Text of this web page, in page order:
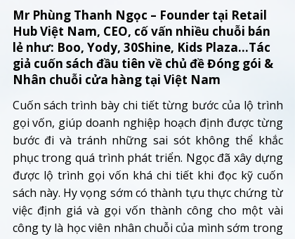
Mr Phùng Thanh Ngọc – Founder tại Retail
Hub Việt Nam, CEO, cố vấn nhiều chuỗi bán
lẻ như: Boo, Yody, 30Shine, Kids Plaza...Tác
giả cuốn sách đầu tiên về chủ đề Đóng gói &
Nhân chuỗi cửa hàng tại Việt Nam
Cuốn sách trình bày chi tiết từng bước của lộ trình
gọi vốn, giúp doanh nghiệp hoạch định được từng
bước đi và tránh những sai sót không thể khắc
phục trong quá trình phát triển. Ngọc đã xây dựng
được lộ trình gọi vốn khá chi tiết khi đọc kỹ cuốn
sách này. Hy vọng sớm có thành tựu thực chứng từ
việc định giá và gọi vốn thành công cho một vài
công ty là học viên nhân chuỗi của mình sớm trong